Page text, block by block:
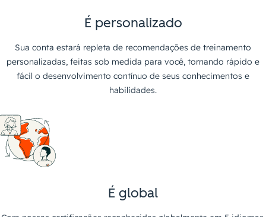
É personalizado
Sua conta estará repleta de recomendações de treinamento
personalizadas, feitas sob medida para você, tornando rápido e
fácil o desenvolvimento contínuo de seus conhecimentos e
habilidades.
É global